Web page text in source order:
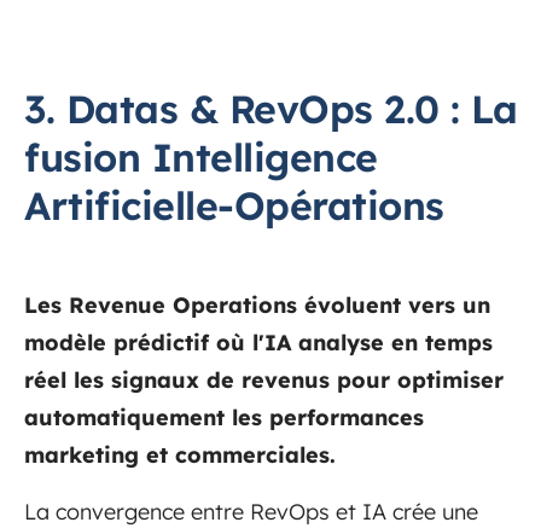
3. Datas & RevOps 2.0 : La
fusion Intelligence
Artificielle-Opérations
Les Revenue Operations évoluent vers un
modèle prédictif où l'IA analyse en temps
réel les signaux de revenus pour optimiser
automatiquement les performances
marketing et commerciales.
La convergence entre RevOps et IA crée une